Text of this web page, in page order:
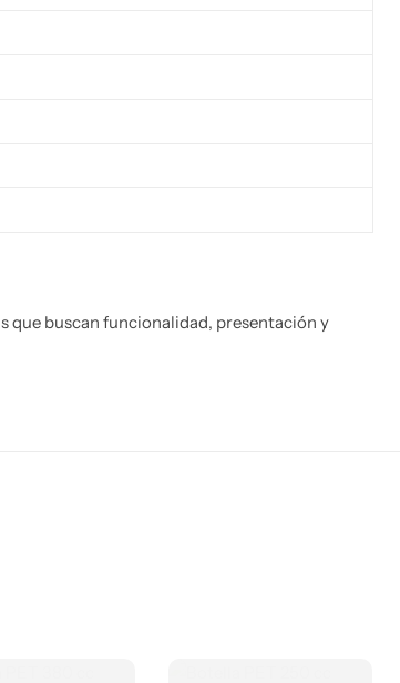
que buscan funcionalidad, presentación y